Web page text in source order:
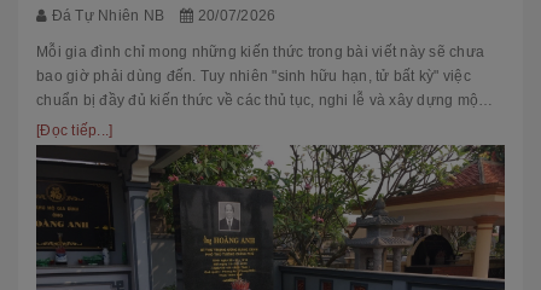
Đá Tự Nhiên NB 20/07/2026
Mỗi gia đình chỉ mong những kiến thức trong bài viết này sẽ chưa
bao giờ phải dùng đến. Tuy nhiên "sinh hữu hạn, tử bất kỳ" việc
chuẩn bị đầy đủ kiến thức về các thủ tục, nghi lễ và xây dựng mộ
phầ...
[Đọc tiếp...]